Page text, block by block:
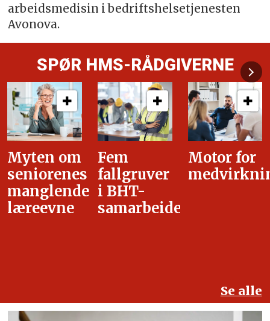
arbeidsmedisin i bedriftshelsetjenesten
Avonova.
SPØR HMS-RÅDGIVERNE
Fem
fallgruver
i BHT-
samarbeidet
Motor for
medvirkning
i
Se alle